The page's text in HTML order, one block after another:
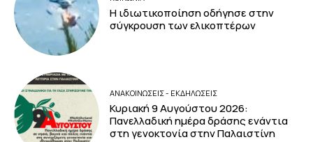
Η ιδιωτικοποίηση οδήγησε στην
σύγκρουση των ελικοπτέρων
ΑΝΑΚΟΙΝΩΣΕΙΣ - ΕΚΔΗΛΩΣΕΙΣ
Κυριακή 9 Αυγούστου 2026:
Πανελλαδική ημέρα δράσης ενάντια
στη γενοκτονία στην Παλαιστίνη